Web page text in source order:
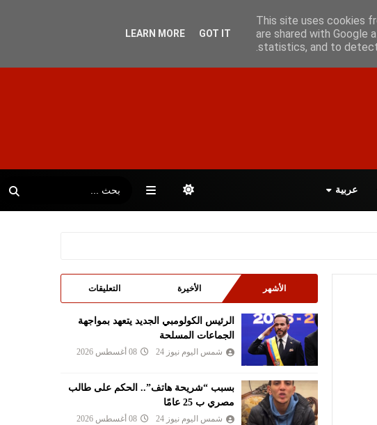
عربية
الأشهر الأخيرة التعليقات
الرئيس الكولومبي الجديد يتعهد بمواجهة
الجماعات المسلحة
شمس اليوم نيوز 24 08 أغسطس 2026
بسبب “شريحة هاتف”.. الحكم على طالب
مصري ب 25 عامًا
شمس اليوم نيوز 24 08 أغسطس 2026
This site uses cookies
are shared with Google
statistics, and to detect
LEARN MORE GOT IT